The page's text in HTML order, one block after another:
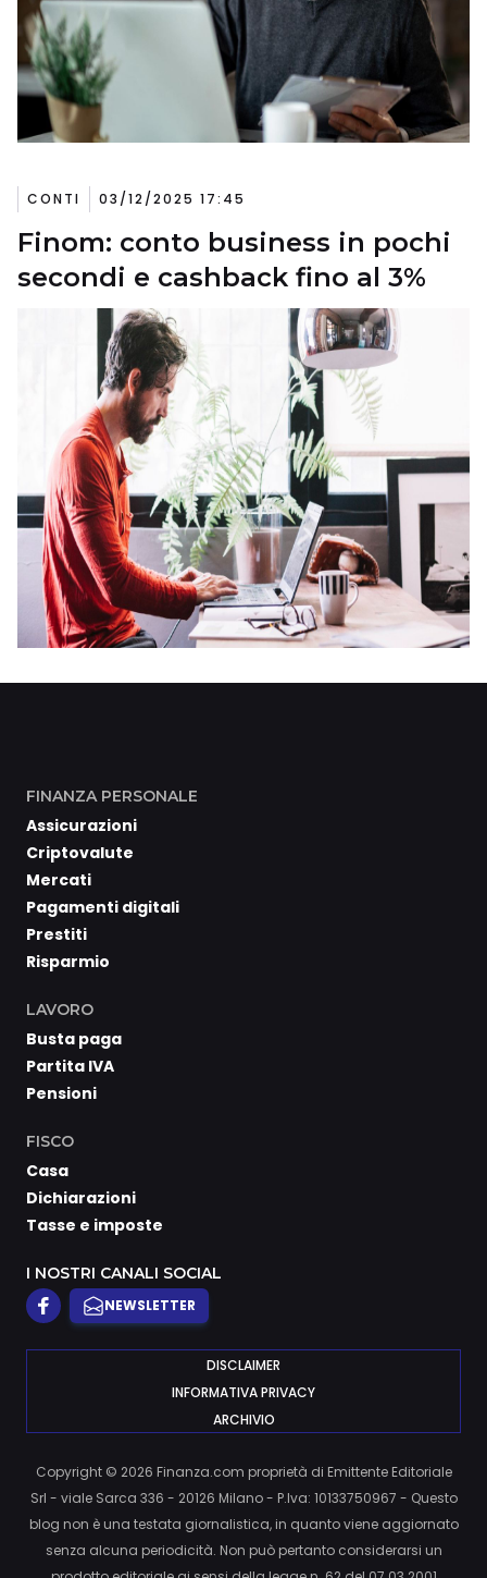
CONTI 03/12/2025 17:45
Finom: conto business in pochi
secondi e cashback fino al 3%
FINANZA PERSONALE
Assicurazioni
Criptovalute
Mercati
Pagamenti digitali
Prestiti
Risparmio
LAVORO
Busta paga
Partita IVA
Pensioni
FISCO
Casa
Dichiarazioni
Tasse e imposte
I NOSTRI CANALI SOCIAL
NEWSLETTER
DISCLAIMER
INFORMATIVA PRIVACY
ARCHIVIO
Copyright © 2026 Finanza.com proprietà di Emittente Editoriale
Srl - viale Sarca 336 - 20126 Milano - P.Iva: 10133750967 - Questo
blog non è una testata giornalistica, in quanto viene aggiornato
senza alcuna periodicità. Non può pertanto considerarsi un